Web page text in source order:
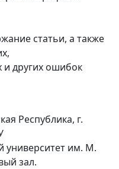
статьи, а также
и других ошибок
Республика, г.
университет им. М.
зал.